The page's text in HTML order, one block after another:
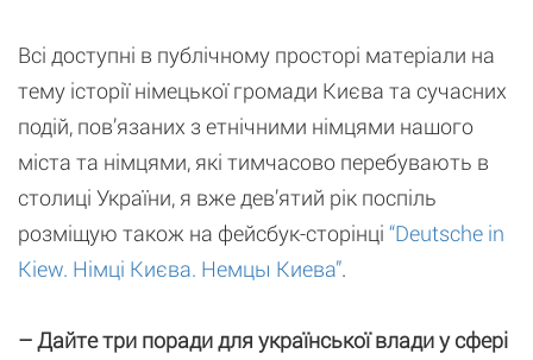
Всі доступні в публічному просторі матеріали на
тему історії німецької громади Києва та сучасних
подій, пов’язаних з етнічними німцями нашого
міста та німцями, які тимчасово перебувають в
столиці України, я вже дев’ятий рік поспіль
розміщую також на фейсбук-сторінці “Deutsche in
Kiew. Німці Києва. Немцы Киева”.
– Дайте три поради для української влади у сфері